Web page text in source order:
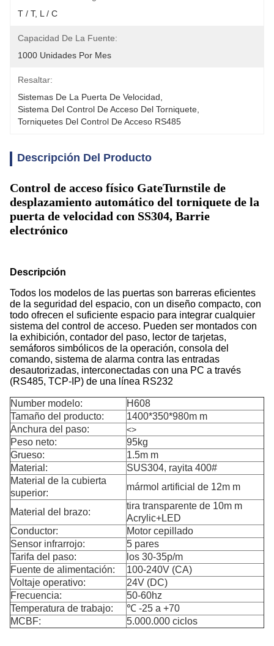
T / T, L / C
Capacidad De La Fuente:
1000 Unidades Por Mes
Resaltar:
Sistemas De La Puerta De Velocidad
Sistema Del Control De Acceso Del Torniquete
Torniquetes Del Control De Acceso RS485
Descripción Del Producto
Control de acceso físico GateTurnstile de
desplazamiento automático del torniquete de la
puerta de velocidad con SS304, Barrie
electrónico
Descripción
Todos los modelos de las puertas son barreras eficientes
de la seguridad del espacio, con un diseño compacto, con
todo ofrecen el suficiente espacio para integrar cualquier
sistema del control de acceso. Pueden ser montados con
la exhibición, contador del paso, lector de tarjetas,
semáforos simbólicos de la operación, consola del
comando, sistema de alarma contra las entradas
desautorizadas, interconectadas con una PC a través
(RS485, TCP-IP) de una línea RS232
Number modelo:
H608
Tamaño del producto:
1400*350*980m m
Anchura del paso:
<>
Peso neto:
95kg
Grueso:
1.5m m
Material:
SUS304, rayita 400#
Material de la cubierta
superior:
mármol artificial de 12m m
Material del brazo:
tira transparente de 10m m
Acrylic+LED
Conductor:
Motor cepillado
Sensor infrarrojo:
5 pares
Tarifa del paso:
los 30-35p/m
Fuente de alimentación:
100-240V (CA)
Voltaje operativo:
24V (DC)
Frecuencia:
50-60hz
Temperatura de trabajo:
℃ -25 a +70
MCBF:
5.000.000 ciclos